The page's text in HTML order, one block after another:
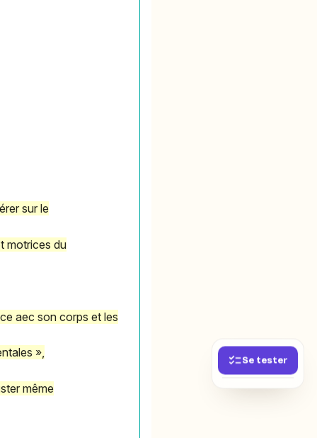
Se tester
sur le
motrices du
aec son corps et les
»,
même